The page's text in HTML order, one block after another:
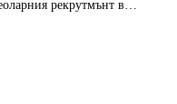
Влияние на алвеоларния рекрутмънт върху белодробната функция при робот-асистирана хирургия в положение Тренделенбург